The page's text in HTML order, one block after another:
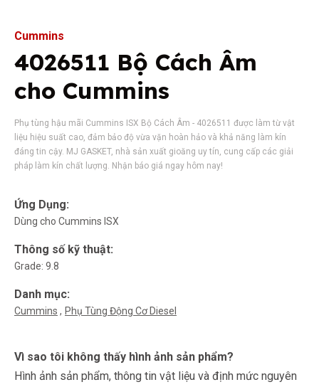
Cummins
4026511 Bộ Cách Âm
cho Cummins
Phụ tùng hậu mãi Cummins ISX Bộ Cách Âm - 4026511 được làm từ vật
liệu hiệu suất cao, đảm bảo độ vừa vặn hoàn hảo và khả năng làm kín
đáng tin cậy. MJ GASKET, nhà sản xuất gioăng uy tín, cung cấp các giải
pháp làm kín chất lượng. Nhận báo giá ngay hôm nay!
Ứng Dụng:
Dùng cho Cummins ISX
Thông số kỹ thuật:
Grade: 9.8
Danh mục:
Cummins Phụ Tùng Động Cơ Diesel
Vì sao tôi không thấy hình ảnh sản phẩm?
Hình ảnh sản phẩm, thông tin vật liệu và định mức nguyên